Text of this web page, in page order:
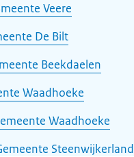
Veere
De Bilt
Beekdaelen
Waadhoeke
Waadhoeke
Steenwijkerland